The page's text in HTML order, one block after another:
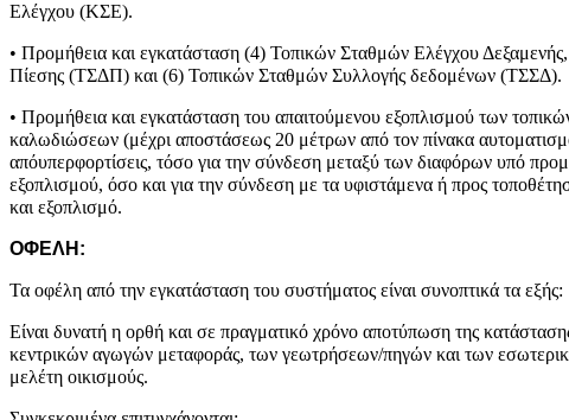
Ελέγχου (ΚΣΕ).
• Προμήθεια και εγκατάσταση (4) Τοπικών Σταθμών Ελέγχου
Πίεσης (ΤΣΔΠ) και (6) Τοπικών Σταθμών Συλλογής δεδομένων (ΤΣΣΔ).
• Προμήθεια και εγκατάσταση του απαιτούμενου εξοπλισμού των
καλωδιώσεων (μέχρι αποστάσεως 20 μέτρων από τον πίνακα
απόυπερφορτίσεις, τόσο για την σύνδεση μεταξύ των διαφόρων υπό
εξοπλισμού, όσο και για την σύνδεση με τα υφιστάμενα ή προς
και εξοπλισμό.
ΟΦΕΛΗ:
Τα οφέλη από την εγκατάσταση του συστήματος είναι συνοπτικά τα εξής:
Είναι δυνατή η ορθή και σε πραγματικό χρόνο αποτύπωση της
κεντρικών αγωγών μεταφοράς, των γεωτρήσεων/πηγών και των
μελέτη οικισμούς.